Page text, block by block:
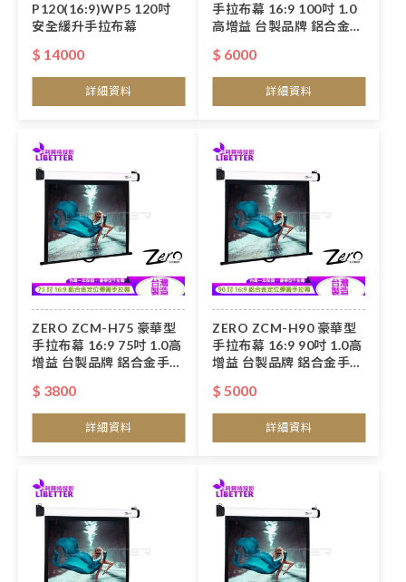
P120(16:9)WP5 120吋
安全緩升手拉布幕
$ 14000
詳細資料
手拉布幕 16:9 100吋 1.0
高增益 台製品牌 鋁合金手
$ 6000
詳細資料
ZERO ZCM-H75 豪華型
手拉布幕 16:9 75吋 1.0高
增益 台製品牌 鋁合金手拉
$ 3800
詳細資料
ZERO ZCM-H90 豪華型
手拉布幕 16:9 90吋 1.0高
增益 台製品牌 鋁合金手拉
$ 5000
詳細資料